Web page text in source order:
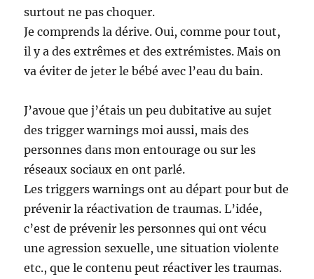
surtout ne pas choquer.
Je comprends la dérive. Oui, comme pour tout,
il y a des extrêmes et des extrémistes. Mais on
va éviter de jeter le bébé avec l’eau du bain.
J’avoue que j’étais un peu dubitative au sujet
des trigger warnings moi aussi, mais des
personnes dans mon entourage ou sur les
réseaux sociaux en ont parlé.
Les triggers warnings ont au départ pour but de
prévenir la réactivation de traumas. L’idée,
c’est de prévenir les personnes qui ont vécu
une agression sexuelle, une situation violente
etc., que le contenu peut réactiver les traumas.